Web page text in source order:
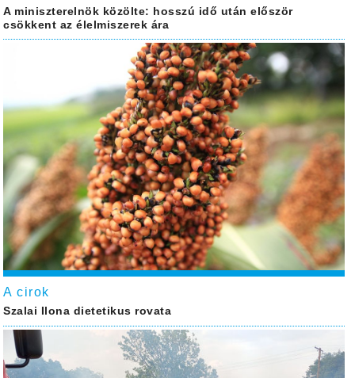
A miniszterelnök közölte: hosszú idő után először
csökkent az élelmiszerek ára
A cirok
Szalai Ilona dietetikus rovata